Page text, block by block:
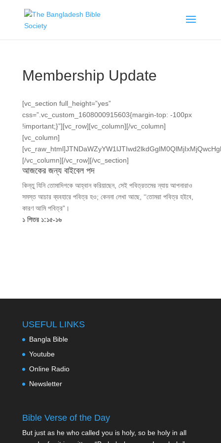
Membership Update
[vc_section full_height=”yes”
css=”.vc_custom_1608000915603{margin-top: -100px
!important;}”][vc_row][vc_column][/vc_column]
[vc_column]
[/vc_column][/vc_row][/vc_section]
আজকের জন্য বাইবেল পদ
কিন্তু যিনি তোমাদিগকে আহ্বান করিয়াছেন, সেই পবিত্রতমের ন্যায় আপনারাও
সমস্ত আচার ব্যবহারে পবিত্র হও; কেননা লেখা আছে, ‘‘তোমরা পবিত্র হইবে,
কারণ আমি পবিত্র”।
১ পিতর ১:১৫-১৬
USEFUL LINKS
Bangla Bible
Youtube
Online Radio
Newsletter
Bible Verse of the Day
But just as he who called you is holy, so be holy in all